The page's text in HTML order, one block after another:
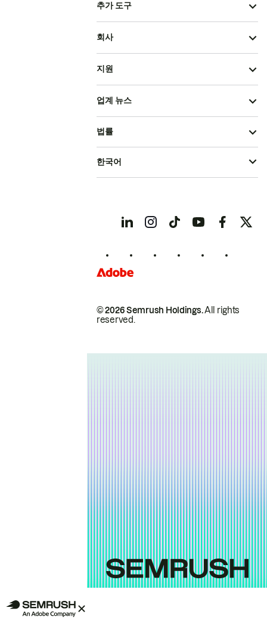
추가 도구
회사
지원
업계 뉴스
© 2026 Semrush Holdings.All rights
reserved.
법률
한국어